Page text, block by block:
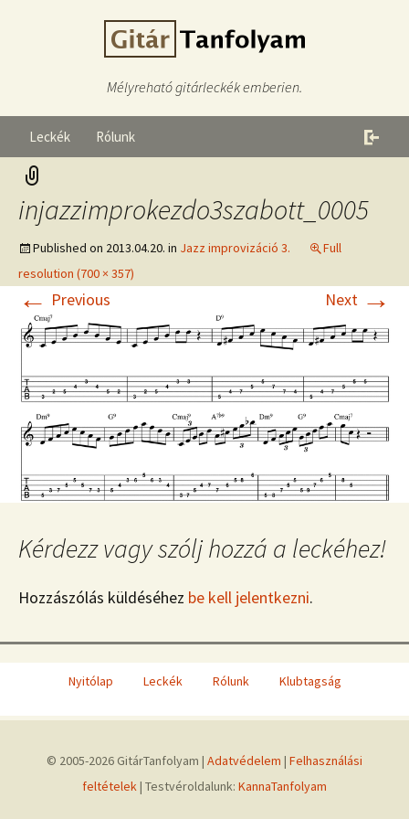
Mélyreható gitárleckék emberien.
Leckék Rólunk
injazzimprokezdo3szabott_0005
Published on 2013.04.20. in Jazz improvizáció 3.
Full
resolution (700 × 357)
← Previous Next →
Kérdezz vagy szólj hozzá a leckéhez!
Hozzászólás küldéséhez be kell jelentkezni.
Nyitólap Leckék Rólunk Klubtagság
© 2005-2026 GitárTanfolyam | Adatvédelem | Felhasználási
feltételek| Testvéroldalunk: KannaTanfolyam